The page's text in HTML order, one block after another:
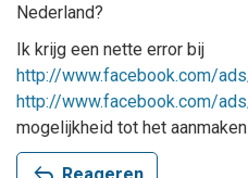
Nederland?
Ik krijg een nette error bij
http://www.facebook.com/
http://www.facebook.com/
mogelijkheid tot het